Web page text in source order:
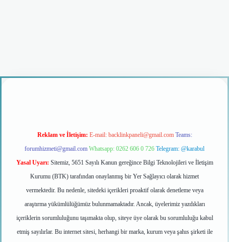
Reklam ve İletişim: E-mail: backlinkpaneli@gmail.com Teams:
forumhizmeti@gmail.com Whatsapp: 0262 606 0 726 Telegram: @karabul
Yasal Uyarı: Sitemiz, 5651 Sayılı Kanun gereğince Bilgi Teknolojileri ve İletişim
Kurumu (BTK) tarafından onaylanmış bir Yer Sağlayıcı olarak hizmet
vermektedir. Bu nedenle, sitedeki içerikleri proaktif olarak denetleme veya
araştırma yükümlülüğümüz bulunmamaktadır. Ancak, üyelerimiz yazdıkları
içeriklerin sorumluluğunu taşımakta olup, siteye üye olarak bu sorumluluğu kabul
etmiş sayılırlar. Bu internet sitesi, herhangi bir marka, kurum veya şahıs şirketi ile